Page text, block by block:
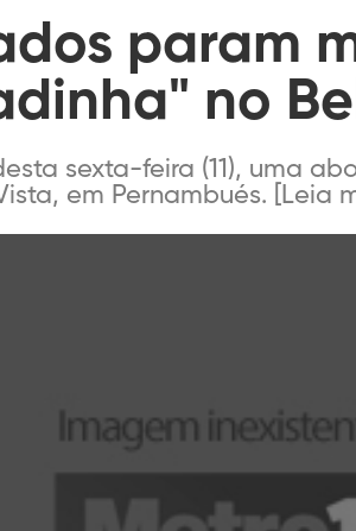
param
no
sexta-feira (11), uma
em Pernambués. [Leia